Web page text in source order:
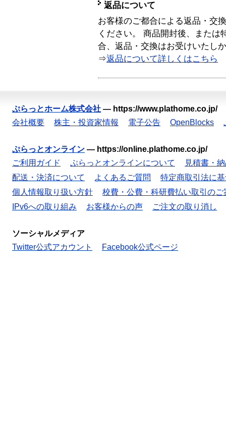
返品について
お客様のご都合による返品・交
ください。 商品開封後、または
合、返品・交換はお受けいたし
⇒返品について詳しくはこちら
ぷらっとホーム株式会社 — https://www.plathome.co.jp/
会社概要
株主・投資家情報 電子公告 OpenBlocks
ぷらっとオンライン — https://online.plathome.co.jp/
ご利用ガイド
ぷらっとオンラインについて
見積書・
配送・決済について
よくあるご質問
特定商取引法に
個人情報取り扱い方針
校費・公費・科研費払い取引のご
IPv6への取り組み
お客様からの声 ご注文の取り消し
ソーシャルメディア
Twitter公式アカウント
Facebook公式ページ